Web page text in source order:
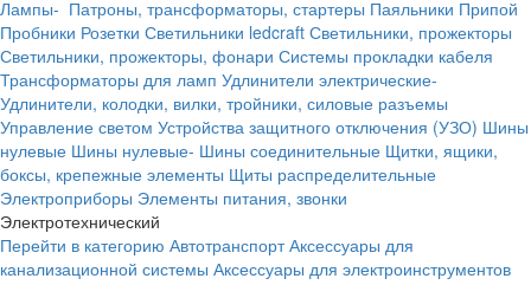
Лампы- Патроны, трансформаторы, стартеры Паяльники Припой
Пробники Розетки Светильники ledcraft Светильники, прожекторы
Светильники, прожекторы, фонари Системы прокладки кабеля
Трансформаторы для ламп Удлинители электрические-
Удлинители, колодки, вилки, тройники, силовые разъемы
Управление светом Устройства защитного отключения (УЗО) Шины
нулевые Шины нулевые- Шины соединительные Щитки, ящики,
боксы, крепежные элементы Щиты распределительные
Электроприборы Элементы питания, звонки
Электротехнический
Перейти в категорию Автотранспорт Аксессуары для
канализационной системы Аксессуары для электроинструментов